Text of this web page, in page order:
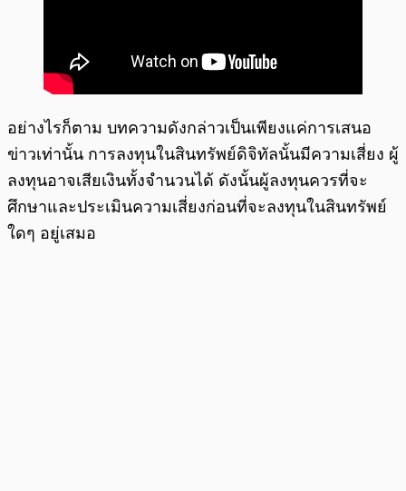
อย่างไรก็ตาม บทความดังกล่าวเป็นเพียงแค่การเสนอ
ข่าวเท่านั้น การลงทุนในสินทรัพย์ดิจิทัลนั้นมีความเสี่ยง ผู้
ลงทุนอาจเสียเงินทั้งจำนวนได้ ดังนั้นผู้ลงทุนควรที่จะ
ศึกษาและประเมินความเสี่ยงก่อนที่จะลงทุนในสินทรัพย์
ใดๆ อยู่เสมอ